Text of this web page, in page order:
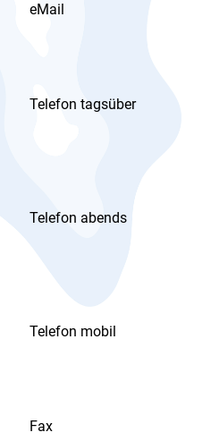
eMail
Telefon tagsüber
Telefon abends
Telefon mobil
Fax